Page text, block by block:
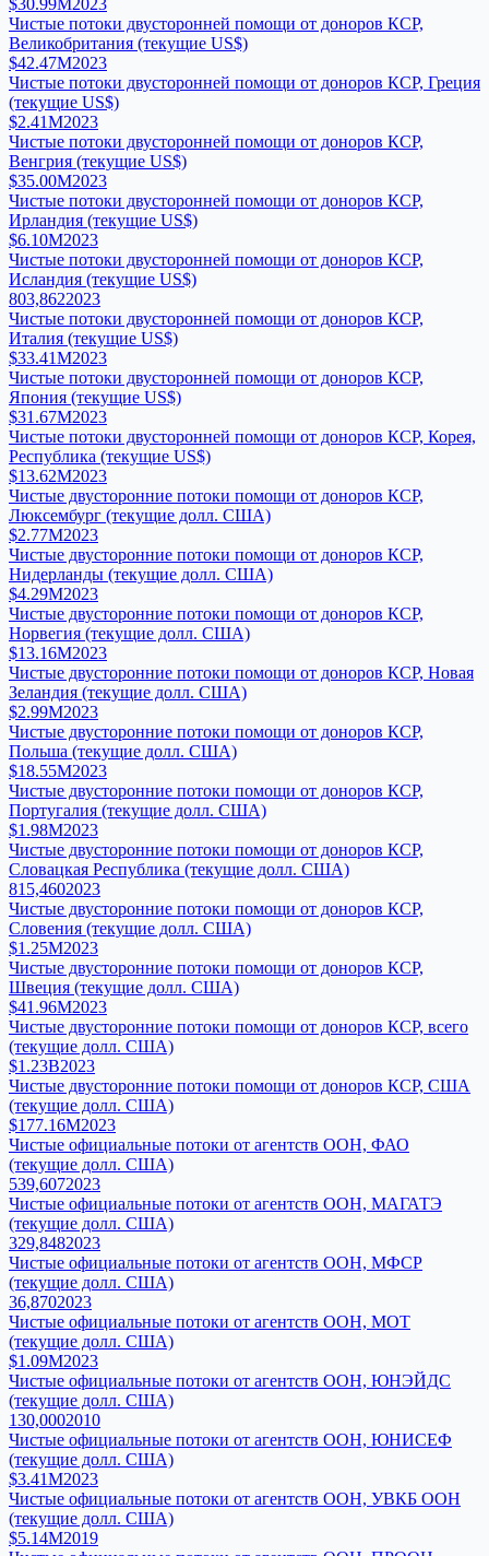
$30.99M 2023
Чистые потоки двусторонней помощи от доноров КСР,
Великобритания (текущие US$)
$42.47M2023
Чистые потоки двусторонней помощи от доноров КСР, Греция
(текущие US$)
$2.41M2023
Чистые потоки двусторонней помощи от доноров КСР,
Венгрия (текущие US$)
$35.00M2023
Чистые потоки двусторонней помощи от доноров КСР,
Ирландия (текущие US$)
$6.10M2023
Чистые потоки двусторонней помощи от доноров КСР,
Исландия (текущие US$)
803,8622023
Чистые потоки двусторонней помощи от доноров КСР,
Италия (текущие US$)
$33.41M2023
Чистые потоки двусторонней помощи от доноров КСР,
Япония (текущие US$)
$31.67M2023
Чистые потоки двусторонней помощи от доноров КСР, Корея,
Республика (текущие US$)
$13.62M2023
Чистые двусторонние потоки помощи от доноров КСР,
Люксембург (текущие долл. США)
$2.77M2023
Чистые двусторонние потоки помощи от доноров КСР,
Нидерланды (текущие долл. США)
$4.29M2023
Чистые двусторонние потоки помощи от доноров КСР,
Норвегия (текущие долл. США)
$13.16M2023
Чистые двусторонние потоки помощи от доноров КСР, Новая
Зеландия (текущие долл. США)
$2.99M2023
Чистые двусторонние потоки помощи от доноров КСР,
Польша (текущие долл. США)
$18.55M2023
Чистые двусторонние потоки помощи от доноров КСР,
Португалия (текущие долл. США)
$1.98M2023
Чистые двусторонние потоки помощи от доноров КСР,
Словацкая Республика (текущие долл. США)
815,4602023
Чистые двусторонние потоки помощи от доноров КСР,
Словения (текущие долл. США)
$1.25M2023
Чистые двусторонние потоки помощи от доноров КСР,
Швеция (текущие долл. США)
$41.96M2023
Чистые двусторонние потоки помощи от доноров КСР, всего
(текущие долл. США)
$1.23B2023
Чистые двусторонние потоки помощи от доноров КСР, США
(текущие долл. США)
$177.16M2023
Чистые официальные потоки от агентств ООН, ФАО
(текущие долл. США)
539,6072023
Чистые официальные потоки от агентств ООН, МАГАТЭ
(текущие долл. США)
329,8482023
Чистые официальные потоки от агентств ООН, МФСР
(текущие долл. США)
36,8702023
Чистые официальные потоки от агентств ООН, МОТ
(текущие долл. США)
$1.09M2023
Чистые официальные потоки от агентств ООН, ЮНЭЙДС
(текущие долл. США)
130,0002010
Чистые официальные потоки от агентств ООН, ЮНИСЕФ
(текущие долл. США)
$3.41M2023
Чистые официальные потоки от агентств ООН, УВКБ ООН
(текущие долл. США)
$5.14M2019